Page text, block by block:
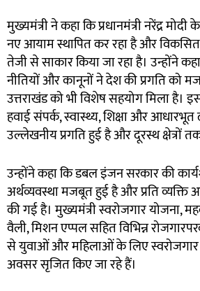
मुख्यमंत्री ने कहा कि प्रधानमंत्री नरेंद्र
नए आयाम स्थापित कर रहा है और
तेजी से साकार किया जा रहा है। उन्होंने
नीतियों और कानूनों ने देश की प्रगति को
उत्तराखंड को भी विशेष सहयोग मिला
हवाई संपर्क, स्वास्थ्य, शिक्षा और
उल्लेखनीय प्रगति हुई है और दूरस्थ क्षेत्रों
उन्होंने कहा कि डबल इंजन सरकार की
अर्थव्यवस्था मजबूत हुई है और प्रति व्यक्ति
की गई है। मुख्यमंत्री स्वरोजगार योजना,
वैली, मिशन एप्पल सहित विभिन्न
से युवाओं और महिलाओं के लिए
अवसर सृजित किए जा रहे हैं।